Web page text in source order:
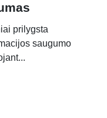
prilygsta
saugumo